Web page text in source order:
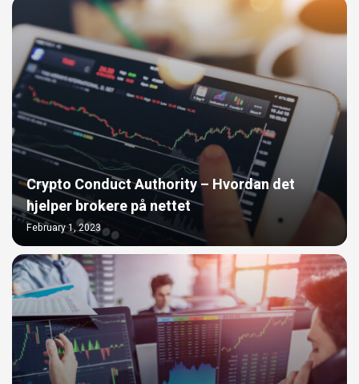
Crypto Conduct Authority – Hvordan det
hjelper brokere på nettet
February 1, 2023